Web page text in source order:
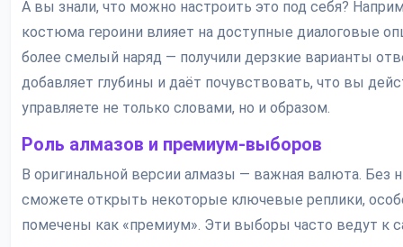
А вы знали, что можно настроить это под себя?
костюма героини влияет на доступные диалоговые
более смелый наряд — получили дерзкие варианты
добавляет глубины и даёт почувствовать, что вы
управляете не только словами, но и образом.
Роль алмазов и премиум-выборов
В оригинальной версии алмазы — важная валюта. Без
сможете открыть некоторые ключевые реплики,
помечены как «премиум». Эти выборы часто ведут к